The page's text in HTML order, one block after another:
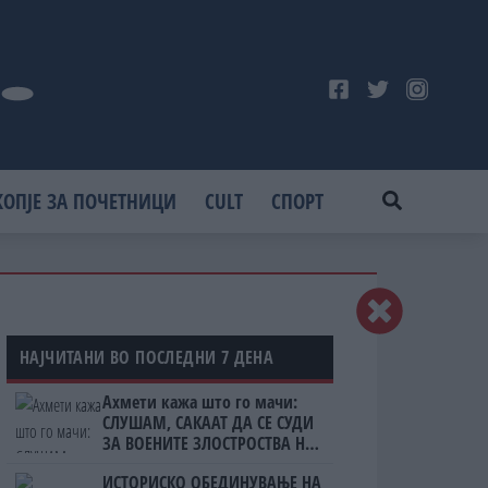
ЗА ПОЧЕТНИЦИ CULT СПОРТ
НАЈЧИТАНИ ВО ПОСЛЕДНИ 7 ДЕНА
Ахмети кажа што го мачи:
СЛУШАМ, САКААТ ДА СЕ СУДИ
ЗА ВОЕНИТЕ ЗЛОСТРОСТВА НА
ИСТОРИСКО ОБЕДИНУВАЊЕ НА